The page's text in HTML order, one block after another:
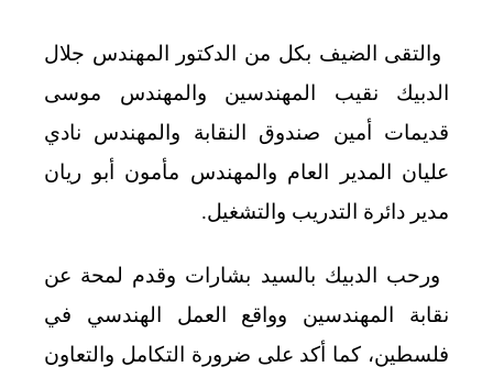
والتقى الضيف بكل من الدكتور المهندس جلال
الدبيك نقيب المهندسين والمهندس موسى
قديمات أمين صندوق النقابة والمهندس نادي
عليان المدير العام والمهندس مأمون أبو ريان
مدير دائرة التدريب والتشغيل.
ورحب الدبيك بالسيد بشارات وقدم لمحة عن
نقابة المهندسين وواقع العمل الهندسي في
فلسطين، كما أكد على ضرورة التكامل والتعاون